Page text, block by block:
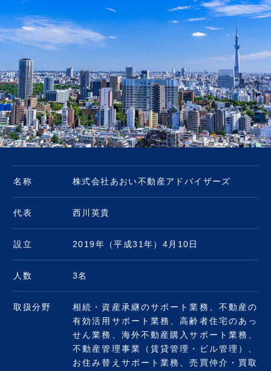
名称 株式会社あおい不動産アドバイザーズ
代表 西川英貴
設立 2019年（平成31年）4月10日
人数 3名
取扱分野
相続・資産承継のサポート業務、不動産の
有効活用サポート業務、高齢者住宅のあっ
せん業務、海外不動産購入サポート業務、
不動産管理事業（賃貸管理・ビル管理）、
お住み替えサポート業務、売買仲介・買取